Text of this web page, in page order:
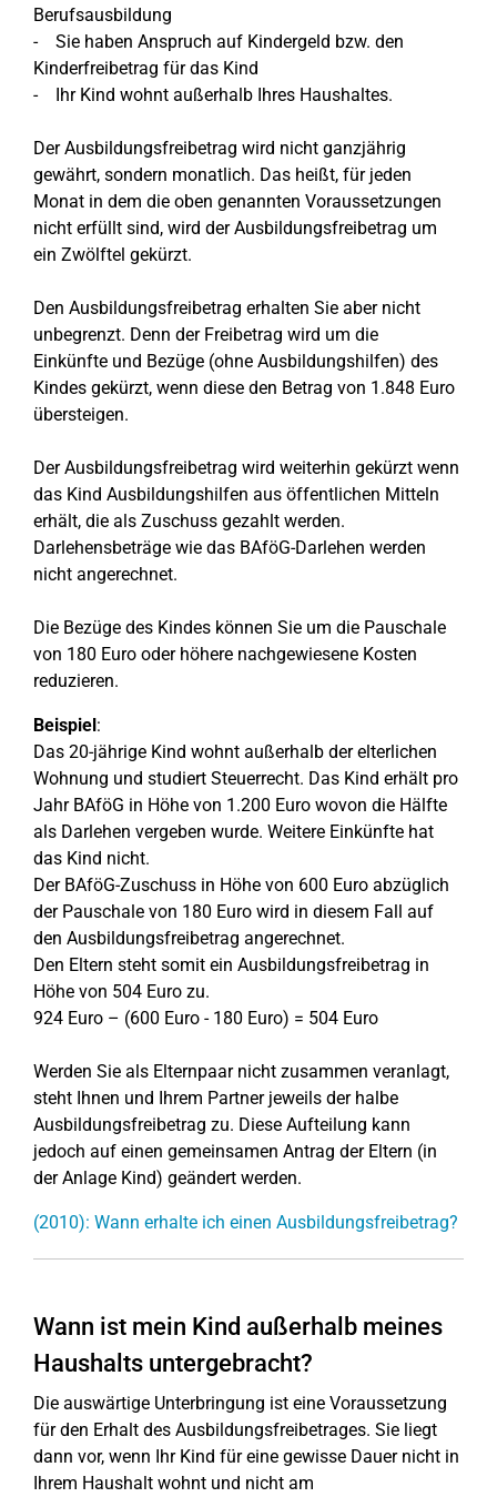
Berufsausbildung
- Sie haben Anspruch auf Kindergeld bzw. den
Kinderfreibetrag für das Kind
- Ihr Kind wohnt außerhalb Ihres Haushaltes.
Der Ausbildungsfreibetrag wird nicht ganzjährig
gewährt, sondern monatlich. Das heißt, für jeden
Monat in dem die oben genannten Voraussetzungen
nicht erfüllt sind, wird der Ausbildungsfreibetrag um
ein Zwölftel gekürzt.
Den Ausbildungsfreibetrag erhalten Sie aber nicht
unbegrenzt. Denn der Freibetrag wird um die
Einkünfte und Bezüge (ohne Ausbildungshilfen) des
Kindes gekürzt, wenn diese den Betrag von 1.848 Euro
übersteigen.
Der Ausbildungsfreibetrag wird weiterhin gekürzt wenn
das Kind Ausbildungshilfen aus öffentlichen Mitteln
erhält, die als Zuschuss gezahlt werden.
Darlehensbeträge wie das BAföG-Darlehen werden
nicht angerechnet.
Die Bezüge des Kindes können Sie um die Pauschale
von 180 Euro oder höhere nachgewiesene Kosten
reduzieren.
Beispiel:
Das 20-jährige Kind wohnt außerhalb der elterlichen
Wohnung und studiert Steuerrecht. Das Kind erhält pro
Jahr BAföG in Höhe von 1.200 Euro wovon die Hälfte
als Darlehen vergeben wurde. Weitere Einkünfte hat
das Kind nicht.
Der BAföG-Zuschuss in Höhe von 600 Euro abzüglich
der Pauschale von 180 Euro wird in diesem Fall auf
den Ausbildungsfreibetrag angerechnet.
Den Eltern steht somit ein Ausbildungsfreibetrag in
Höhe von 504 Euro zu.
924 Euro – (600 Euro - 180 Euro) = 504 Euro
Werden Sie als Elternpaar nicht zusammen veranlagt,
steht Ihnen und Ihrem Partner jeweils der halbe
Ausbildungsfreibetrag zu. Diese Aufteilung kann
jedoch auf einen gemeinsamen Antrag der Eltern (in
der Anlage Kind) geändert werden.
(2010): Wann erhalte ich einen Ausbildungsfreibetrag?
Wann ist mein Kind außerhalb meines
Haushalts untergebracht?
Die auswärtige Unterbringung ist eine Voraussetzung
für den Erhalt des Ausbildungsfreibetrages. Sie liegt
dann vor, wenn Ihr Kind für eine gewisse Dauer nicht in
Ihrem Haushalt wohnt und nicht am